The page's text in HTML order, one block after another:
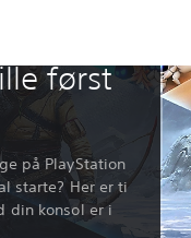
først
på PlayStation
starte? Her er ti
din konsol er i